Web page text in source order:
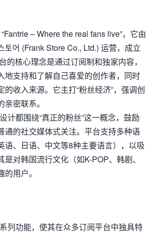
– Where the real fans live”，它由
토어 (Frank Store Co., Ltd.) 运营，成立
的核心理念是通过订阅制和独家内容，
地支持和了解自己喜爱的创作者，同时
的收入来源。它主打“粉丝经济”，强调创
密联系。
计都围绕“真正的粉丝”这一概念，鼓励
通的社交媒体式关注。平台支持多种语
语、日语、中文等8种主要语言），以吸
是对韩国流行文化（如K-POP、韩剧、
用户。
列功能，使其在众多订阅平台中独具特